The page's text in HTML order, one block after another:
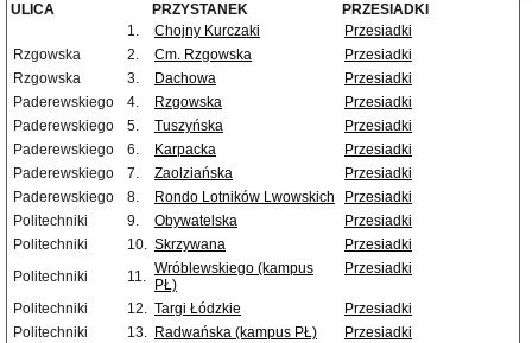
ULICA PRZYSTANEK
PRZESIADKI
1.
Chojny Kurczaki
Przesiadki
Rzgowska
2. Cm. Rzgowska
Przesiadki
Rzgowska
3. Dachowa
Przesiadki
Paderewskiego
4. Rzgowska
Przesiadki
Paderewskiego
5. Tuszyńska
Przesiadki
Paderewskiego
6. Karpacka
Przesiadki
Paderewskiego
7. Zaolziańska
Przesiadki
Paderewskiego
8. Rondo Lotników Lwowskich
Przesiadki
Politechniki
9. Obywatelska
Przesiadki
Politechniki
10. Skrzywana
Przesiadki
Politechniki
11. Wróblewskiego (kampus
PŁ)
Przesiadki
Politechniki 12. Targi Łódzkie
Przesiadki
Politechniki
13. Radwańska (kampus PŁ)
Przesiadki